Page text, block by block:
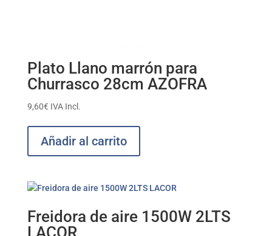
Plato Llano marrón para
Churrasco 28cm AZOFRA
9,60€ IVA Incl.
Añadir al carrito
Freidora de aire 1500W 2LTS